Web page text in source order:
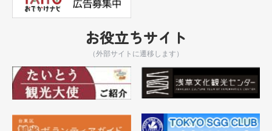
お役立ちサイト
（外部サイトに遷移します）